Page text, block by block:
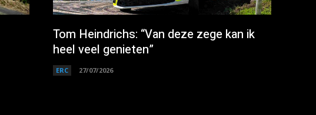
Tom Heindrichs: “Van deze zege kan ik
heel veel genieten”
ERC 27/07/2026